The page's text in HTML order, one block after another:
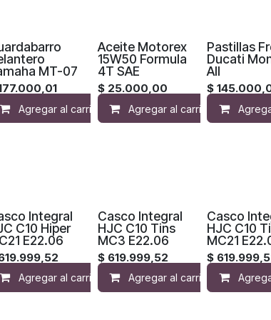
MT-07
Agregar al carrito Agregar a la lista
Aceite Motorex
15W50 Formula
4T SAE
$ 25.000,00
Agregar al carrito
Pastillas
Ducati
All
$
Integral
C10 Hiper
E22.06
Agregar al carrito Compara Agregar
Casco Integral
HJC C10 Tins
MC3 E22.06
$ 619.999,52
Agregar al carrito
Casco
HJC C10
MC21
$